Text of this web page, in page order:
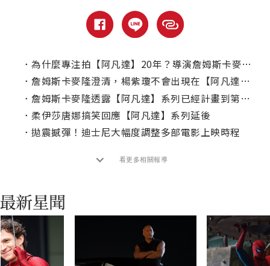
． 為什麼專注拍【阿凡達】20年？導演詹姆斯卡麥隆表示，不是只為了賺錢！
． 詹姆斯卡麥隆澄清，楊紫瓊不會出現在【阿凡達】第三集！
． 詹姆斯卡麥隆透露【阿凡達】系列已經計畫到第七部！
． 柔伊莎唐娜搞笑回應【阿凡達】系列延後
． 拋震撼彈！迪士尼大幅度調整多部電影上映時程
看更多相關報導